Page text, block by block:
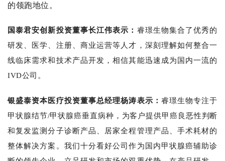
的领跑地位。
国泰君安创新投资董事长江伟表示： 睿璟生物集合了优秀的
研发、医学、注册、商业运营等人才，深刻理解如何整合一
线临床需求和技术产品开发，相信其能迅速成为国内一流的
IVD公司。
银盛泰资本医疗投资董事总经理杨涛表示： 睿璟生物专注于
甲状腺结节/甲状腺癌垂直病种，为客户提供甲癌良恶性判断
和复发监测分子诊断产品、居家全程管理产品、手术耗材的
整体解决方案。我们十分看好公司作为国内甲状腺癌辅助诊